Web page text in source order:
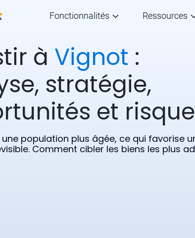
Fonctionnalités Ressources
à Vignot :
stratégie,
et
population plus âgée, ce qui favorise
Comment cibler les biens les plus